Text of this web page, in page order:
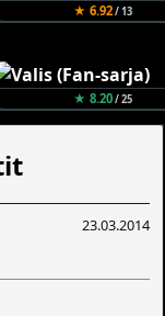
★ 6.92/ 13
★ 8.20/ 25
23.03.2014